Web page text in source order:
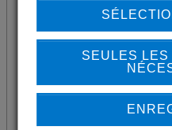
Panneau de douche
thermostatique pour
froide et chaude.
SEULES LES